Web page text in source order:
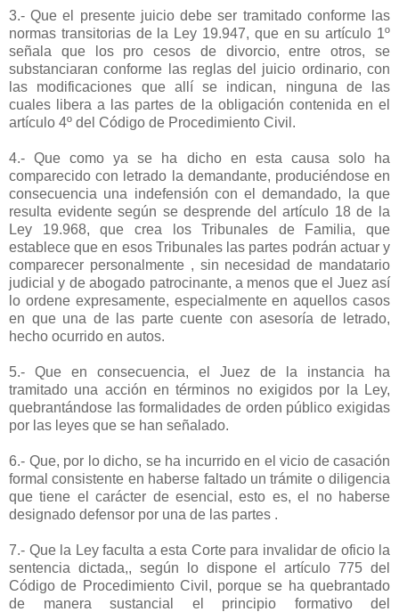
3.- Que el presente juicio debe ser tramitado conforme las
normas transitorias de la Ley 19.947, que en su artículo 1º
señala que los pro cesos de divorcio, entre otros, se
substanciaran conforme las reglas del juicio ordinario, con
las modificaciones que allí se indican, ninguna de las
cuales libera a las partes de la obligación contenida en el
artículo 4º del Código de Procedimiento Civil.
4.- Que como ya se ha dicho en esta causa solo ha
comparecido con letrado la demandante, produciéndose en
consecuencia una indefensión con el demandado, la que
resulta evidente según se desprende del artículo 18 de la
Ley 19.968, que crea los Tribunales de Familia, que
establece que en esos Tribunales las partes podrán actuar y
comparecer personalmente , sin necesidad de mandatario
judicial y de abogado patrocinante, a menos que el Juez así
lo ordene expresamente, especialmente en aquellos casos
en que una de las parte cuente con asesoría de letrado,
hecho ocurrido en autos.
5.- Que en consecuencia, el Juez de la instancia ha
tramitado una acción en términos no exigidos por la Ley,
quebrantándose las formalidades de orden público exigidas
por las leyes que se han señalado.
6.- Que, por lo dicho, se ha incurrido en el vicio de casación
formal consistente en haberse faltado un trámite o diligencia
que tiene el carácter de esencial, esto es, el no haberse
designado defensor por una de las partes .
7.- Que la Ley faculta a esta Corte para invalidar de oficio la
sentencia dictada,, según lo dispone el artículo 775 del
Código de Procedimiento Civil, porque se ha quebrantado
de manera sustancial el principio formativo del